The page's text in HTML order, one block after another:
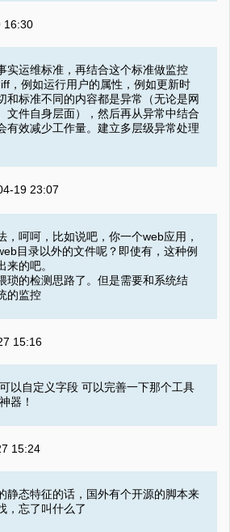
16:30
实运维标准，再结合这个标准做监控
，例如运行用户的属性，例如更新时
和标准不同的内容都是异常（无论是网
文件自身层面），然后再从异常中结合
有效减少工作量。建立多层级异常处理
19 23:07
，呵呵，比如说吧，你一个web应用，
目录以外的文件呢？即使有，这种例
的吧。
琐的检测思路了。但是需要和系统结
的监控
15:16
以自定义字段 可以完善一下那个工具
器！
15:24
静态特征的话，国外有个开源的脚本来
，忘了叫什么了